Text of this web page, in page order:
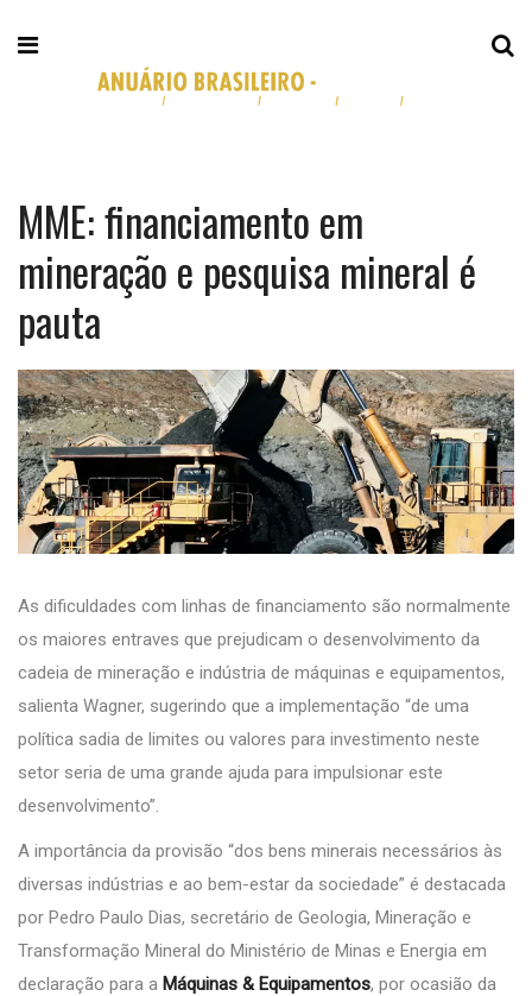
MME: financiamento em
mineração e pesquisa mineral é
pauta
As dificuldades com linhas de financiamento são normalmente
os maiores entraves que prejudicam o desenvolvimento da
cadeia de mineração e indústria de máquinas e equipamentos,
salienta Wagner, sugerindo que a implementação “de uma
política sadia de limites ou valores para investimento neste
setor seria de uma grande ajuda para impulsionar este
desenvolvimento”.
A importância da provisão “dos bens minerais necessários às
diversas indústrias e ao bem-estar da sociedade” é destacada
por Pedro Paulo Dias, secretário de Geologia, Mineração e
Transformação Mineral do Ministério de Minas e Energia em
declaração para a Máquinas & Equipamentos, por ocasião da